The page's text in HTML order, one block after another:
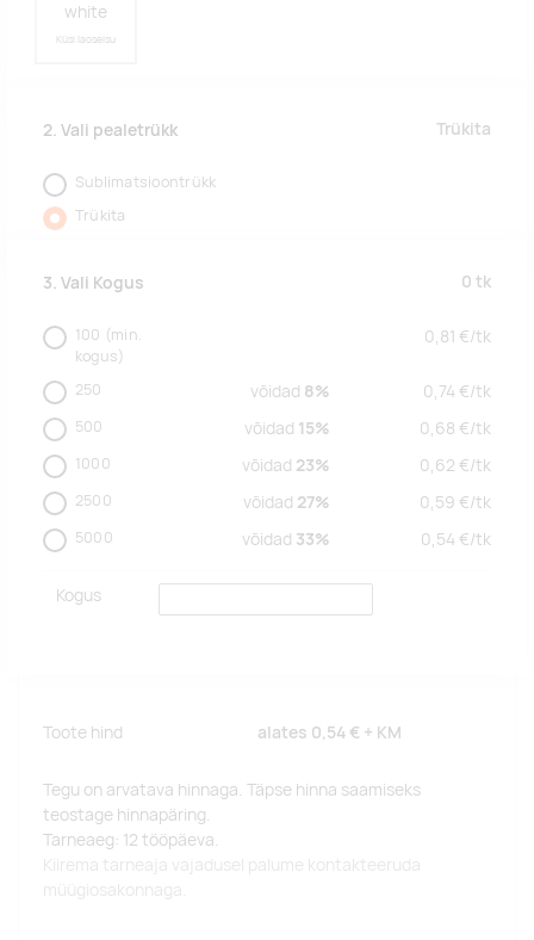
white
Küsi laoseisu
2. Vali pealetrükk Trükita
Sublimatsioontrükk
Trükita
3. Vali Kogus 0 tk
100 (min.
kogus)
0,81 €/tk
250 võidad 8% 0,74 €/tk
500 võidad 15% 0,68 €/tk
1000 võidad 23% 0,62 €/tk
2500 võidad 27% 0,59 €/tk
5000 võidad 33% 0,54 €/tk
Kogus
Toote hind alates 0,54 € + KM
Tegu on arvatava hinnaga. Täpse hinna saamiseks
teostage hinnapäring.
Tarneaeg: 12 tööpäeva.
Kiirema tarneaja vajadusel palume kontakteeruda
müügiosakonnaga.